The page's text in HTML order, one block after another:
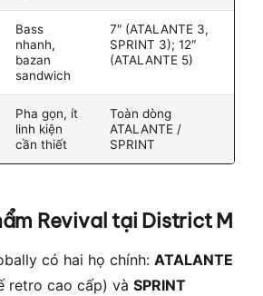
Bass
nhanh,
bazan
sandwich
7″ (ATALANTE 3,
SPRINT 3); 12″
(ATALANTE 5)
Pha gọn, ít
linh kiện
cần thiết
Toàn dòng
ATALANTE /
SPRINT
Revival tại District M
có hai họ chính: ATALANTE
retro cao cấp) và SPRINT